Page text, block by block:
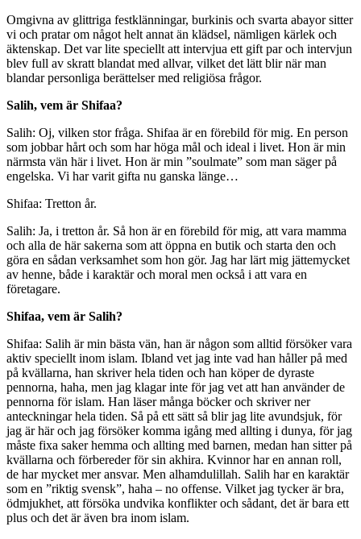
Omgivna av glittriga festklänningar, burkinis och svarta abayor sitter
vi och pratar om något helt annat än klädsel, nämligen kärlek och
äktenskap. Det var lite speciellt att intervjua ett gift par och intervjun
blev full av skratt blandat med allvar, vilket det lätt blir när man
blandar personliga berättelser med religiösa frågor.
Salih, vem är Shifaa?
Salih: Oj, vilken stor fråga. Shifaa är en förebild för mig. En person
som jobbar hårt och som har höga mål och ideal i livet. Hon är min
närmsta vän här i livet. Hon är min ”soulmate” som man säger på
engelska. Vi har varit gifta nu ganska länge…
Shifaa: Tretton år.
Salih: Ja, i tretton år. Så hon är en förebild för mig, att vara mamma
och alla de här sakerna som att öppna en butik och starta den och
göra en sådan verksamhet som hon gör. Jag har lärt mig jättemycket
av henne, både i karaktär och moral men också i att vara en
företagare.
Shifaa, vem är Salih?
Shifaa: Salih är min bästa vän, han är någon som alltid försöker vara
aktiv speciellt inom islam. Ibland vet jag inte vad han håller på med
på kvällarna, han skriver hela tiden och han köper de dyraste
pennorna, haha, men jag klagar inte för jag vet att han använder de
pennorna för islam. Han läser många böcker och skriver ner
anteckningar hela tiden. Så på ett sätt så blir jag lite avundsjuk, för
jag är här och jag försöker komma igång med allting i dunya, för jag
måste fixa saker hemma och allting med barnen, medan han sitter på
kvällarna och förbereder för sin akhira. Kvinnor har en annan roll,
de har mycket mer ansvar. Men alhamdulillah. Salih har en karaktär
som en ”riktig svensk”, haha – no offense. Vilket jag tycker är bra,
ödmjukhet, att försöka undvika konflikter och sådant, det är bara ett
plus och det är även bra inom islam.